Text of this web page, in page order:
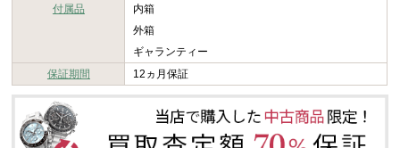
付属品
内箱
外箱
ギャランティー
保証期間
12ヵ月保証